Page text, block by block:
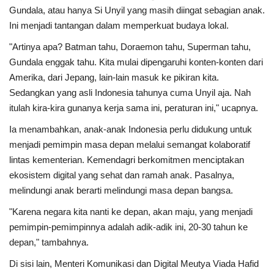
Gundala, atau hanya Si Unyil yang masih diingat sebagian anak.
Ini menjadi tantangan dalam memperkuat budaya lokal.
"Artinya apa? Batman tahu, Doraemon tahu, Superman tahu,
Gundala enggak tahu. Kita mulai dipengaruhi konten-konten dari
Amerika, dari Jepang, lain-lain masuk ke pikiran kita.
Sedangkan yang asli Indonesia tahunya cuma Unyil aja. Nah
itulah kira-kira gunanya kerja sama ini, peraturan ini," ucapnya.
Ia menambahkan, anak-anak Indonesia perlu didukung untuk
menjadi pemimpin masa depan melalui semangat kolaboratif
lintas kementerian. Kemendagri berkomitmen menciptakan
ekosistem digital yang sehat dan ramah anak. Pasalnya,
melindungi anak berarti melindungi masa depan bangsa.
"Karena negara kita nanti ke depan, akan maju, yang menjadi
pemimpin-pemimpinnya adalah adik-adik ini, 20-30 tahun ke
depan," tambahnya.
Di sisi lain, Menteri Komunikasi dan Digital Meutya Viada Hafid